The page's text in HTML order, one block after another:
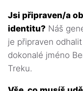
Jsi připraven/a
identitu? Náš
je připraven
dokonalé jméno
Treku.